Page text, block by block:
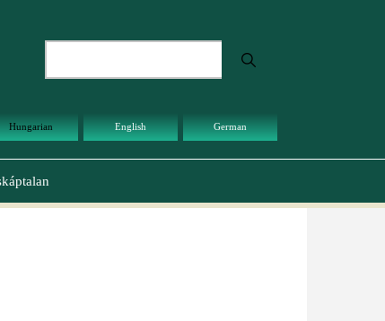
Hungarian English German